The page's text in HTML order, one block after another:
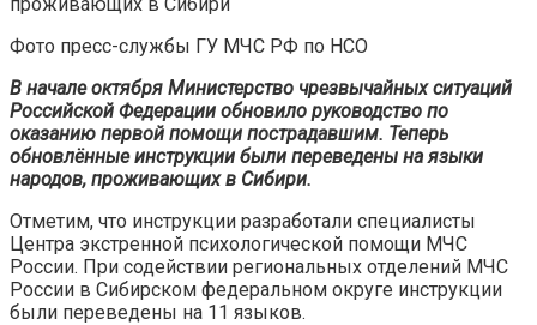
Фото пресс-службы ГУ МЧС РФ по НСО
В начале октября Министерство чрезвычайных ситуаций
Российской Федерации обновило руководство по
оказанию первой помощи пострадавшим. Теперь
обновлённые инструкции были переведены на языки
народов, проживающих в Сибири.
Отметим, что инструкции разработали специалисты
Центра экстренной психологической помощи МЧС
России. При содействии региональных отделений МЧС
России в Сибирском федеральном округе инструкции
были переведены на 11 языков.